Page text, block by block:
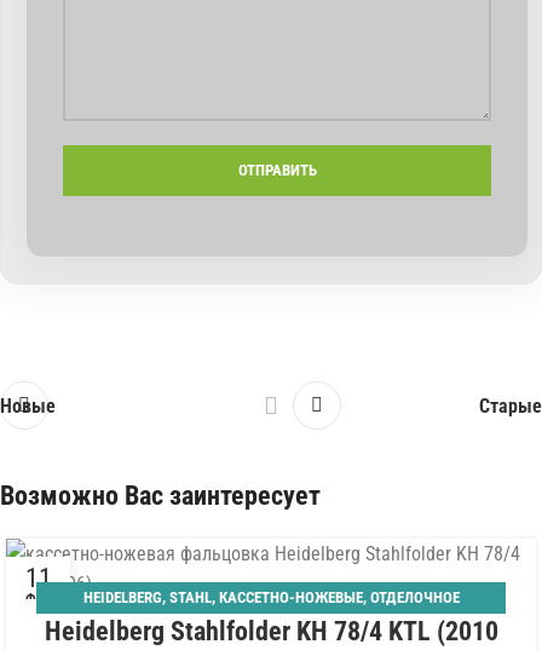
Новые Старые
Возможно Вас заинтересует
11
ФЕВ HEIDELBERG, STAHL, КАССЕТНО-НОЖЕВЫЕ, ОТДЕЛОЧНОЕ
ОБОРУДОВАНИЕ ПАЛЛЕТНЫЙ САМОНАКЛАД,ФАЛЬЦЕВАЛЬНЫЕ
Heidelberg Stahlfolder KH 78/4 KTL (2010